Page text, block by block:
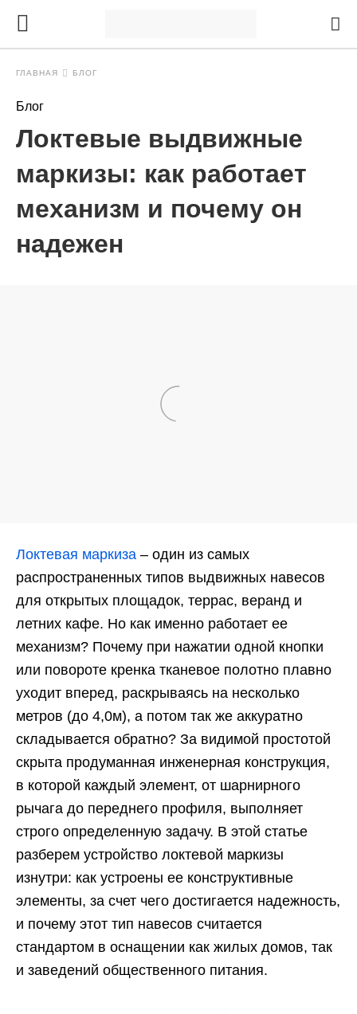
ГЛАВНАЯ БЛОГ
Блог
Локтевые выдвижные
маркизы: как работает
механизм и почему он
надежен
Локтевая маркиза – один из самых
распространенных типов выдвижных навесов
для открытых площадок, террас, веранд и
летних кафе. Но как именно работает ее
механизм? Почему при нажатии одной кнопки
или повороте кренка тканевое полотно плавно
уходит вперед, раскрываясь на несколько
метров (до 4,0м), а потом так же аккуратно
складывается обратно? За видимой простотой
скрыта продуманная инженерная конструкция,
в которой каждый элемент, от шарнирного
рычага до переднего профиля, выполняет
строго определенную задачу. В этой статье
разберем устройство локтевой маркизы
изнутри: как устроены ее конструктивные
элементы, за счет чего достигается надежность,
и почему этот тип навесов считается
стандартом в оснащении как жилых домов, так
и заведений общественного питания.